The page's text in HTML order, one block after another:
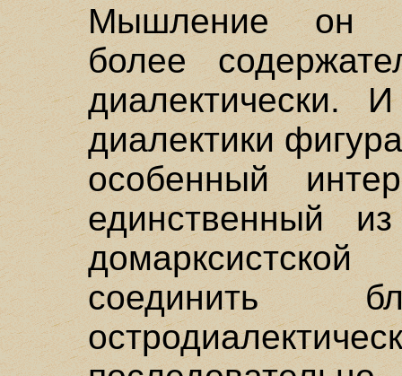
Мышление он
более
диалектически.
диалектики
особенный
единственный
соединить